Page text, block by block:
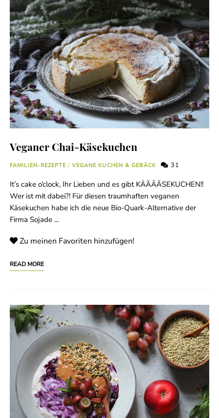
Veganer Chai-Käsekuchen
FAMILIEN-REZEPTE / VEGANE KUCHEN & GEBÄCK 31
It’s cake o’clock, Ihr Lieben und es gibt KÄÄÄÄSEKUCHEN!!
Wer ist mit dabei?! Für diesen traumhaften veganen
Käsekuchen habe ich die neue Bio-Quark-Alternative der
Firma Sojade …
Zu meinen Favoriten hinzufügen!
READ MORE